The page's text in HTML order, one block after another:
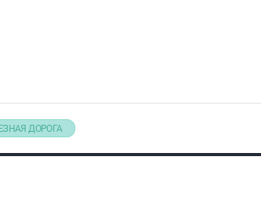
ДОРОГА